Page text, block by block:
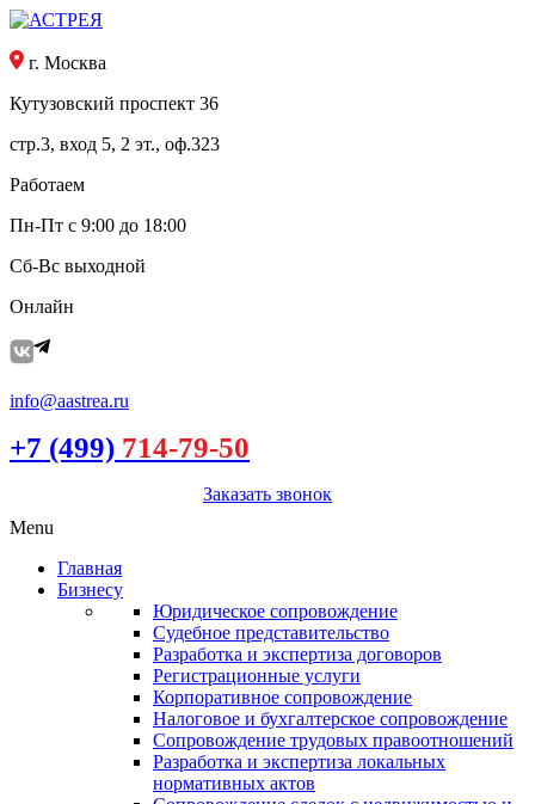
г. Москва
Кутузовский проспект 36
стр.3, вход 5, 2 эт., оф.323
Работаем
Пн-Пт с 9:00 до 18:00
Сб-Вс выходной
Онлайн
info@aastrea.ru
+7 (499) 714-79-50
Заказать звонок
Menu
Главная
Бизнесу
Юридическое сопровождение
Судебное представительство
Разработка и экспертиза договоров
Регистрационные услуги
Корпоративное сопровождение
Налоговое и бухгалтерское сопровождение
Сопровождение трудовых правоотношений
Разработка и экспертиза локальных
нормативных актов